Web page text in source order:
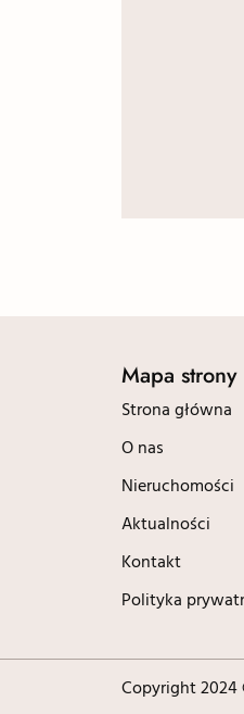
Mapa strony
Strona główna
O nas
Nieruchomości
Aktualności
Kontakt
Polityka
Copyright